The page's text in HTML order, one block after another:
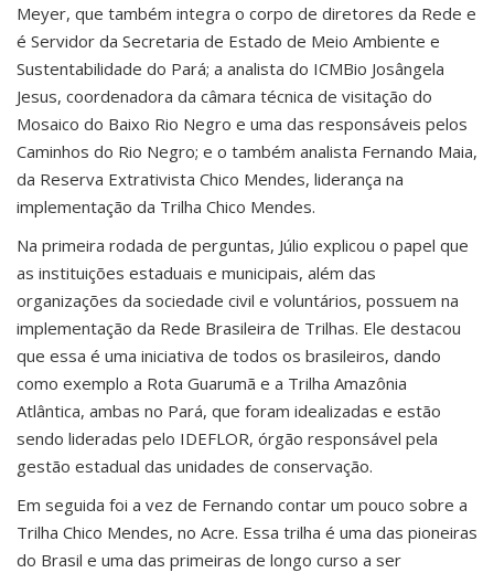
Meyer, que também integra o corpo de diretores da Rede e
é Servidor da Secretaria de Estado de Meio Ambiente e
Sustentabilidade do Pará; a analista do ICMBio Josângela
Jesus, coordenadora da câmara técnica de visitação do
Mosaico do Baixo Rio Negro e uma das responsáveis pelos
Caminhos do Rio Negro; e o também analista Fernando Maia,
da Reserva Extrativista Chico Mendes, liderança na
implementação da Trilha Chico Mendes.
Na primeira rodada de perguntas, Júlio explicou o papel que
as instituições estaduais e municipais, além das
organizações da sociedade civil e voluntários, possuem na
implementação da Rede Brasileira de Trilhas. Ele destacou
que essa é uma iniciativa de todos os brasileiros, dando
como exemplo a Rota Guarumã e a Trilha Amazônia
Atlântica, ambas no Pará, que foram idealizadas e estão
sendo lideradas pelo IDEFLOR, órgão responsável pela
gestão estadual das unidades de conservação.
Em seguida foi a vez de Fernando contar um pouco sobre a
Trilha Chico Mendes, no Acre. Essa trilha é uma das pioneiras
do Brasil e uma das primeiras de longo curso a ser